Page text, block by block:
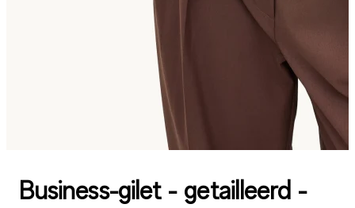
Business-gilet - getailleerd -